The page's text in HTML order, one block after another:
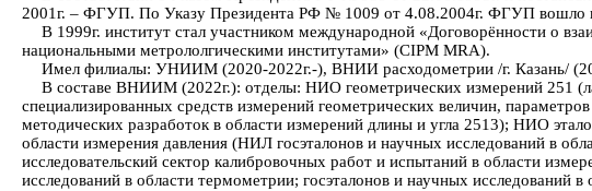
2001г. – ФГУП. По Указу Президента РФ № 1009 от 4.08.2004г. ФГУП вошло в
В 1999г. институт стал участником международной «Договорённости о
национальными метрололгическими институтами» (CIPM MRA).
Имел филиалы: УНИИМ (2020-2022г.-), ВНИИ расходометрии /г. Казань/
В составе ВНИИМ (2022г.): отделы: НИО геометрических измерений 251
специализированных средств измерений геометрических величин,
методических разработок в области измерений длины и угла 2513); НИО
области измерения давления (НИЛ госэталонов и научных исследований в
исследовательский сектор калибровочных работ и испытаний в области
исследований в области термометрии; госэталонов и научных исследований